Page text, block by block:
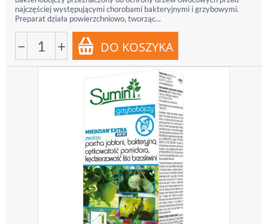
najczęściej występującymi chorobami bakteryjnymi i grzybowymi.
Preparat działa powierzchniowo, tworząc...
− +